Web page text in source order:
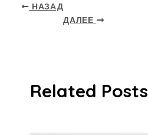
НАЗАД
ДАЛЕЕ
Related Posts